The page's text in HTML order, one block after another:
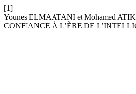
[1]
Younes ELMAATANI et Mohamed
CONFIANCE À L’ÈRE DE